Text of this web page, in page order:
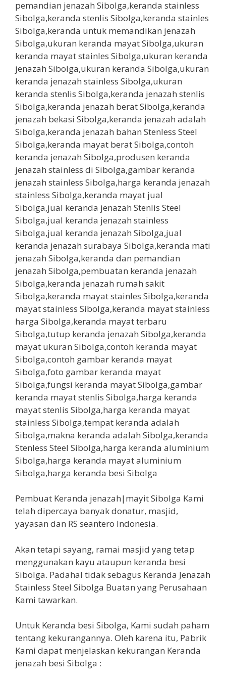
Pembuat Keranda jenazah|mayit Sibolga Kami
telah dipercaya banyak donatur, masjid,
yayasan dan RS seantero Indonesia.
Akan tetapi sayang, ramai masjid yang tetap
menggunakan kayu ataupun keranda besi
Sibolga. Padahal tidak sebagus Keranda Jenazah
Stainless Steel Sibolga Buatan yang Perusahaan
Kami tawarkan.
Untuk Keranda besi Sibolga, Kami sudah paham
tentang kekurangannya. Oleh karena itu, Pabrik
Kami dapat menjelaskan kekurangan Keranda
jenazah besi Sibolga :